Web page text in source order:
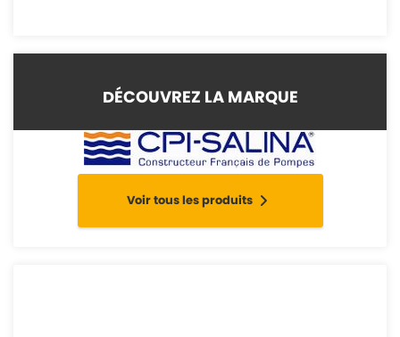
DÉCOUVREZ LA MARQUE
Voir tous les produits